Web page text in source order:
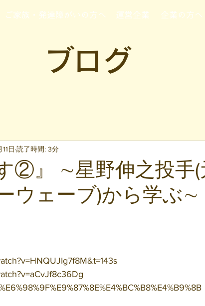
ご家族・発達障がいの方へ 運営企業 企業の方へ
ブログ
②』 ∼星野伸之投手(
ウェーブ)から学ぶ∼
日 読了時間: 3分
います。